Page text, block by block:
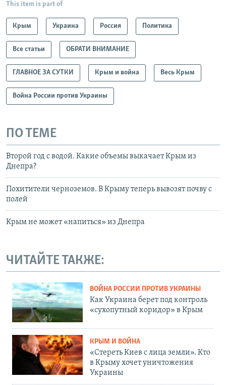
This item is part of
Крым Украина Россия Политика
Все статьи ОБРАТИ ВНИМАНИЕ
ГЛАВНОЕ ЗА СУТКИ Крым и война Весь Крым
Война России против Украины
ПО ТЕМЕ
Второй год с водой. Какие объемы выкачает Крым из
Днепра?
Похитители черноземов. В Крыму теперь вывозят почву с
полей
Крым не может «напиться» из Днепра
ЧИТАЙТЕ ТАКЖЕ:
ВОЙНА РОССИИ ПРОТИВ УКРАИНЫ
Как Украина берет под контроль
«сухопутный коридор» в Крым
КРЫМ И ВОЙНА
«Стереть Киев с лица земли». Кто
в Крыму хочет уничтожения
Украины